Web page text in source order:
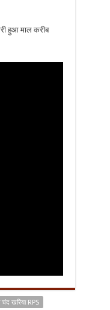
हुआ माल करीब
चंद खरिया RPS